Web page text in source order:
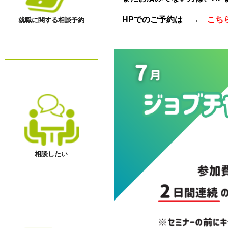
就職に関する相談予約
相談したい
HPでのご予約は → こち